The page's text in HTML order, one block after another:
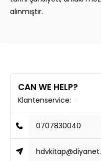
alınmıştır.
CAN WE HELP?
Klantenservice:
0707830040